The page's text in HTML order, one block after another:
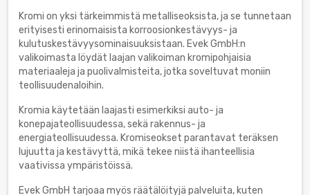
Kromi on yksi tärkeimmistä metalliseoksista, ja se tunnetaan
erityisesti erinomaisista korroosionkestävyys- ja
kulutuskestävyysominaisuuksistaan. Evek GmbH:n
valikoimasta löydät laajan valikoiman kromipohjaisia
materiaaleja ja puolivalmisteita, jotka soveltuvat moniin
teollisuudenaloihin.
Kromia käytetään laajasti esimerkiksi auto- ja
konepajateollisuudessa, sekä rakennus- ja
energiateollisuudessa. Kromiseokset parantavat teräksen
lujuutta ja kestävyttä, mikä tekee niistä ihanteellisia
vaativissa ympäristöissä.
Evek GmbH tarjoaa myös räätälöityjä palveluita, kuten